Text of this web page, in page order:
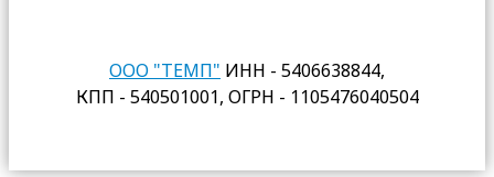
ООО "ТЕМП" ИНН - 5406638844,
КПП - 540501001, ОГРН - 1105476040504